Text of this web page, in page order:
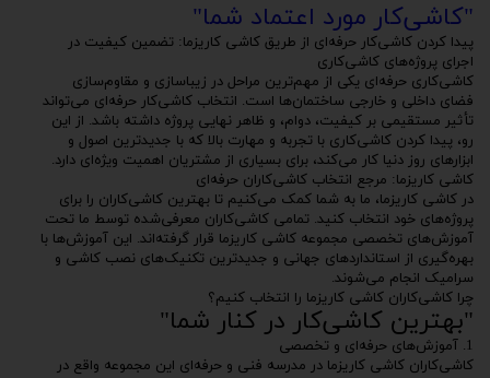
"کاشی‌کار مورد اعتماد شما"
پیدا کردن کاشی‌کار حرفه‌ای از طریق کاشی کاریزما: تضمین کیفیت در
اجرای پروژه‌های کاشی‌کاری
کاشی‌کاری حرفه‌ای یکی از مهم‌ترین مراحل در زیباسازی و مقاوم‌سازی
فضای داخلی و خارجی ساختمان‌ها است. انتخاب کاشی‌کار حرفه‌ای می‌تواند
تأثیر مستقیمی بر کیفیت، دوام، و ظاهر نهایی پروژه داشته باشد. از این
رو، پیدا کردن کاشی‌کاری با تجربه و مهارت بالا که با جدیدترین اصول و
ابزارهای روز دنیا کار می‌کند، برای بسیاری از مشتریان اهمیت ویژه‌ای دارد.
کاشی کاریزما: مرجع انتخاب کاشی‌کاران حرفه‌ای
در کاشی کاریزما، ما به شما کمک می‌کنیم تا بهترین کاشی‌کاران را برای
پروژه‌های خود انتخاب کنید. تمامی کاشی‌کاران معرفی‌شده توسط ما تحت
آموزش‌های تخصصی مجموعه کاشی کاریزما قرار گرفته‌اند. این آموزش‌ها با
بهره‌گیری از استانداردهای جهانی و جدیدترین تکنیک‌های نصب کاشی و
سرامیک انجام می‌شوند.
چرا کاشی‌کاران کاشی کاریزما را انتخاب کنیم؟
"بهترین کاشی‌کار در کنار شما"
1. آموزش‌های حرفه‌ای و تخصصی
کاشی‌کاران کاشی کاریزما در مدرسه فنی و حرفه‌ای این مجموعه واقع در